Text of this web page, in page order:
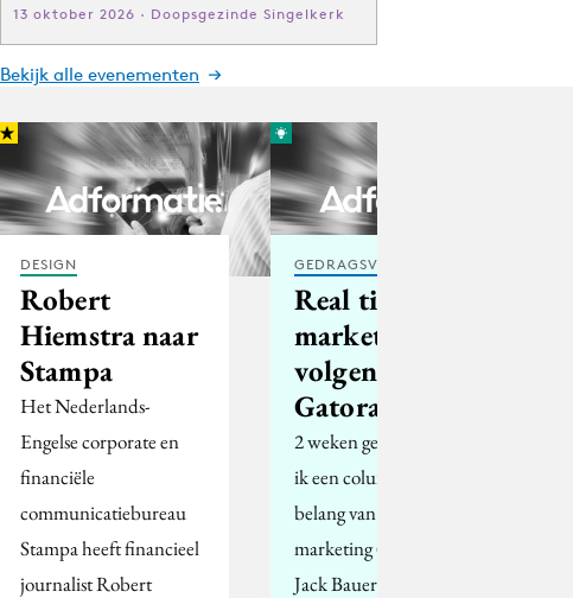
13 oktober 2026 · Doopsgezinde Singelkerk
Bekijk alle evenementen
DESIGN
Robert
Hiemstra naar
Stampa
Het Nederlands-
Engelse corporate en
financiële
communicatiebureau
Stampa heeft financieel
journalist Robert
GEDRAGSVERANDERING
Real time
marketing
volgens
Gatorade
2 weken geleden schreef
ik een column over het
belang van real time
marketing ((Wordt u de
Jack Bauer van de